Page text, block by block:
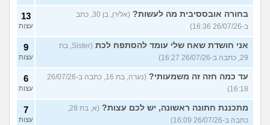
בחורה אובססיבית מה לעשות?
(אלירן, בן 30, כתב
ב-26/07/26 16:36)
13
עצות
אני חושדת שאח שלי עומד להסתפח לכת
(Sister, בת
29, כתבה ב-26/07/26 16:27)
9
עצות
עד כמה חזה זה משמעותי?
(נערה, בת 16, כתבה ב-26/07/26
16:18)
6
עצות
מתכננת חתונה ראשונה, יש לכם עצות?
(א, בת 28,
כתבה ב-26/07/26 16:09)
7
עצות